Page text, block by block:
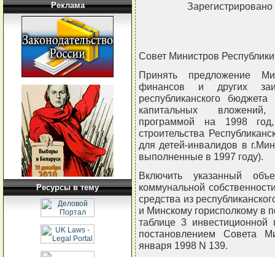
Реклама
Ресурсы в тему
Совет Министров
Принять предложение
финансов и других
республиканского
капитальных вложений,
программой на 1998
строительства
для детей-инвалидов в
выполненные в 1997 году).
Включить указанный
коммунальной
средства из
и Минскому горисполкому в
таблице 3
постановлением Совета
января 1998 N 139.